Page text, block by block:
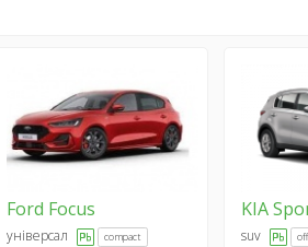
Ford Focus
універсал compact
KIA
suv